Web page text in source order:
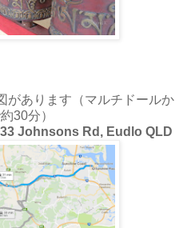
があります（マルチドールか
30分）
Johnsons Rd, Eudlo QLD